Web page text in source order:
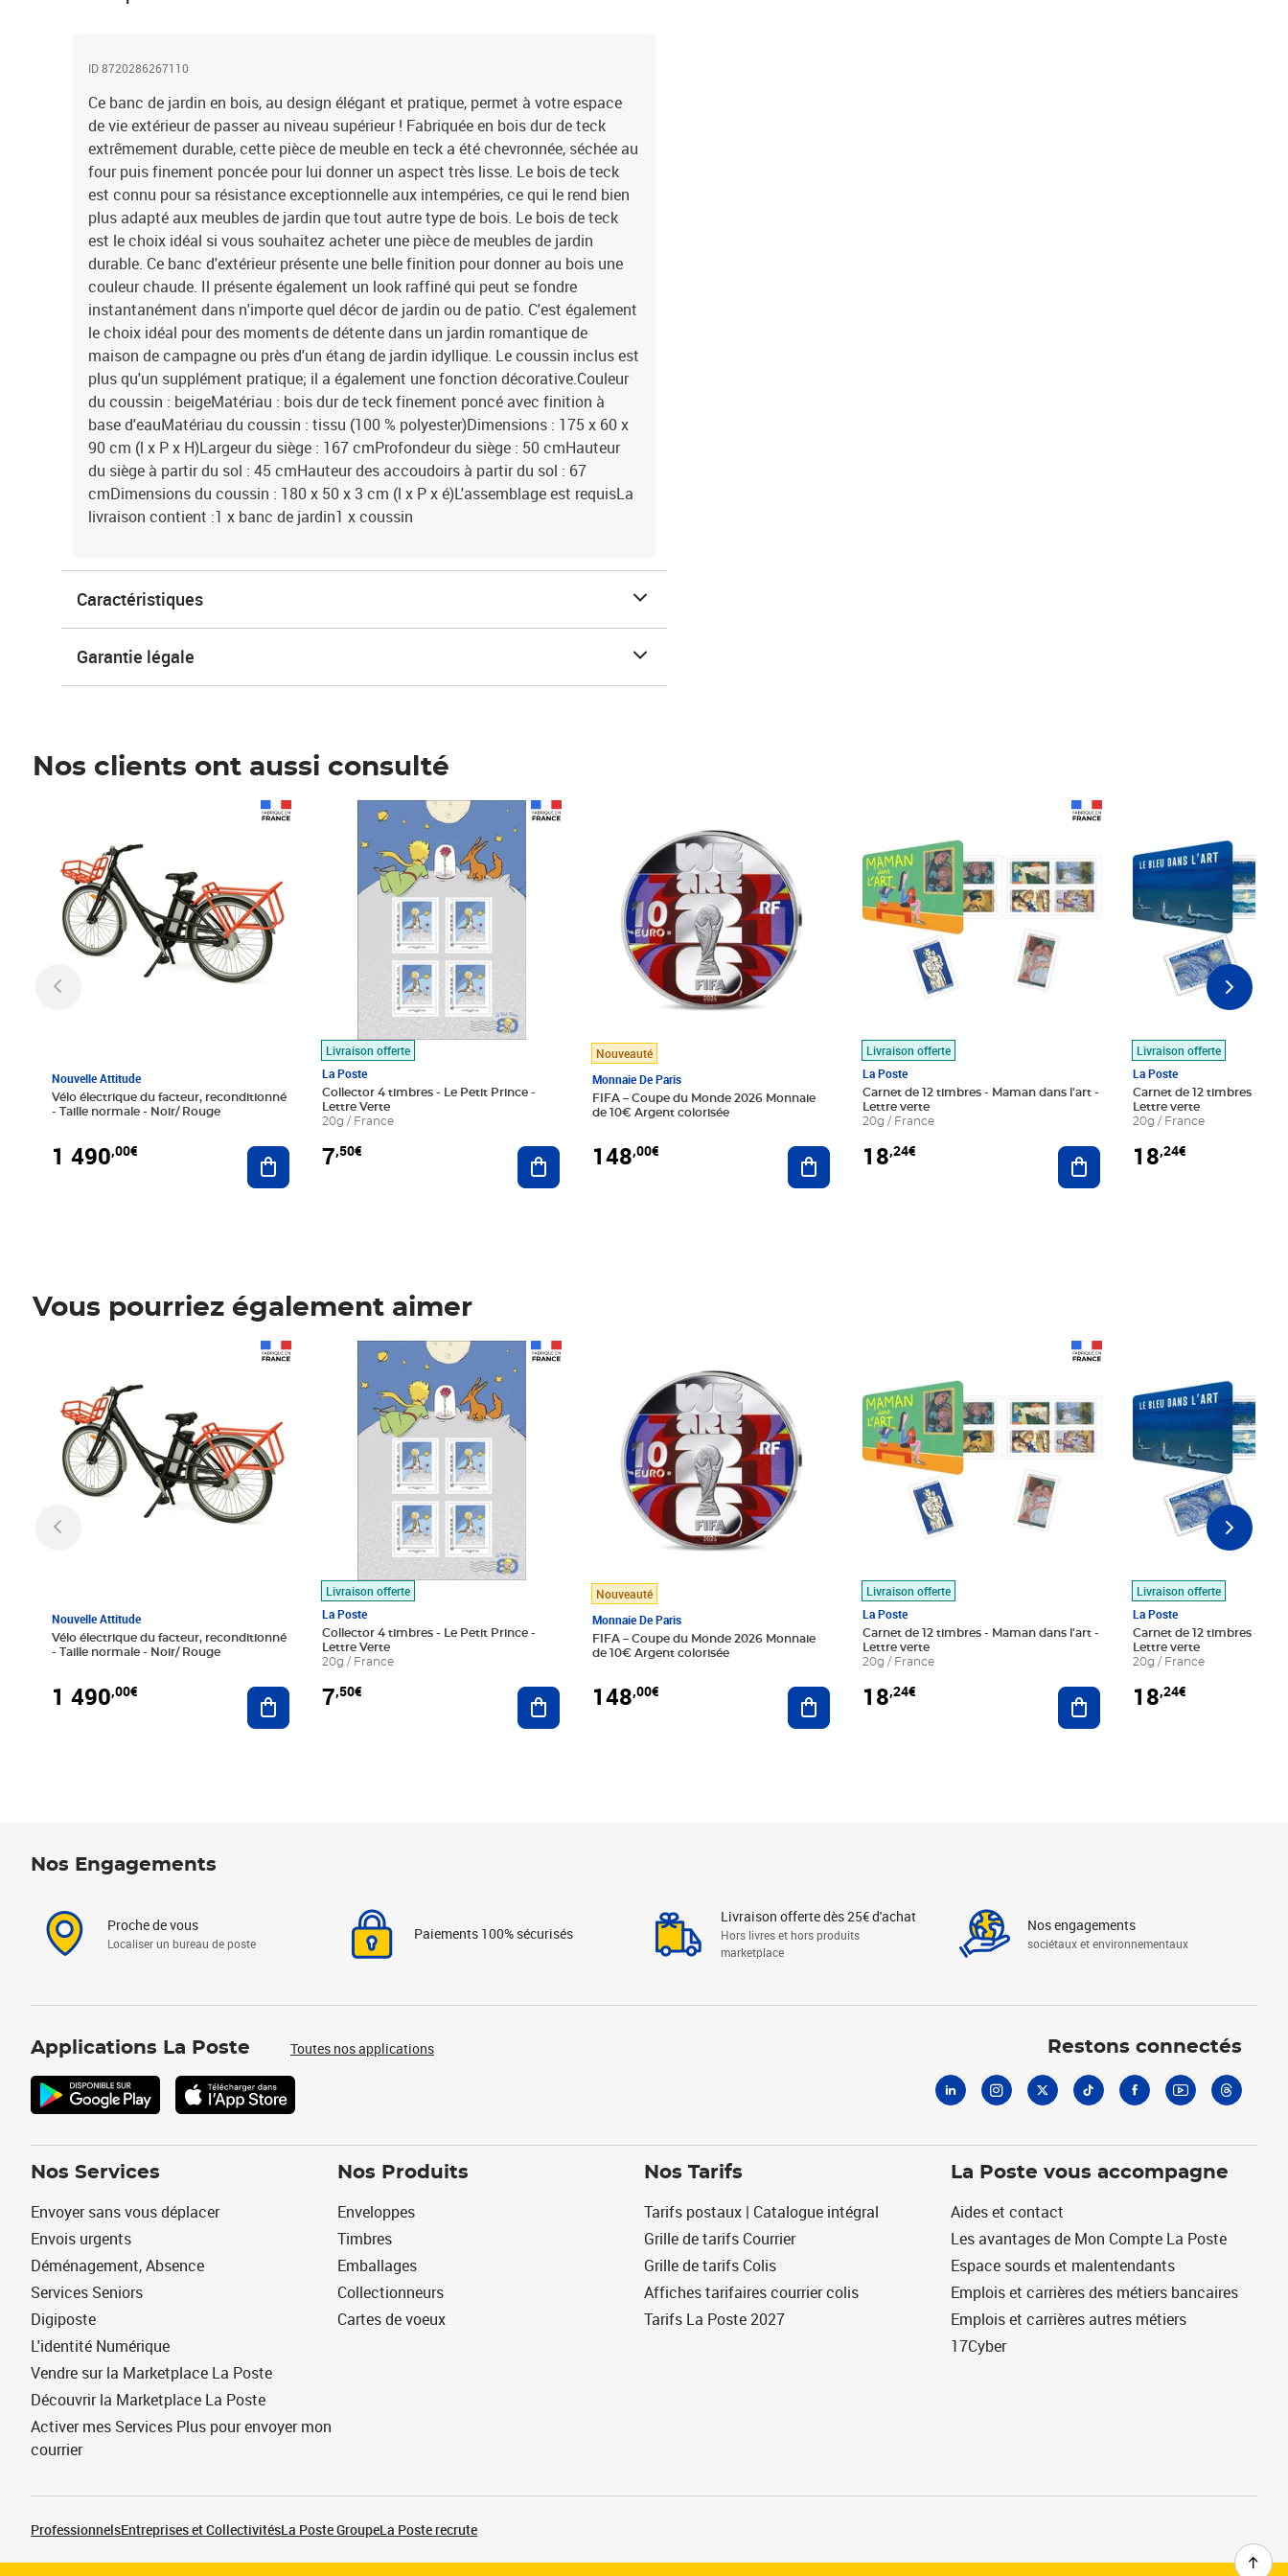
ID 8720286267110
Ce banc de jardin en bois, au design élégant et pratique, permet à votre espace
de vie extérieur de passer au niveau supérieur ! Fabriquée en bois dur de teck
extrêmement durable, cette pièce de meuble en teck a été chevronnée, séchée au
four puis finement poncée pour lui donner un aspect très lisse. Le bois de teck
est connu pour sa résistance exceptionnelle aux intempéries, ce qui le rend bien
plus adapté aux meubles de jardin que tout autre type de bois. Le bois de teck
est le choix idéal si vous souhaitez acheter une pièce de meubles de jardin
durable. Ce banc d'extérieur présente une belle finition pour donner au bois une
couleur chaude. Il présente également un look raffiné qui peut se fondre
instantanément dans n'importe quel décor de jardin ou de patio. C'est également
le choix idéal pour des moments de détente dans un jardin romantique de
maison de campagne ou près d'un étang de jardin idyllique. Le coussin inclus est
plus qu'un supplément pratique; il a également une fonction décorative.Couleur
du coussin : beigeMatériau : bois dur de teck finement poncé avec finition à
base d'eauMatériau du coussin : tissu (100 % polyester)Dimensions : 175 x 60 x
90 cm (l x P x H)Largeur du siège : 167 cmProfondeur du siège : 50 cmHauteur
du siège à partir du sol : 45 cmHauteur des accoudoirs à partir du sol : 67
cmDimensions du coussin : 180 x 50 x 3 cm (l x P x é)L'assemblage est requisLa
livraison contient :1 x banc de jardin1 x coussin
Caractéristiques
Garantie légale
Nos clients ont aussi consulté
Nouvelle Attitude
Vélo électrique du facteur, reconditionné
- Taille normale - Noir/ Rouge
1 490,00€ Ajouter au panier
Livraison offerte
La Poste
Collector 4 timbres - Le Petit Prince -
Lettre Verte
20g / France
7,50€
Prix 7,50€
Ajouter au panier
Nouveauté
Monnaie De Paris
FIFA – Coupe du Monde 2026 Monnaie
de 10€ Argent colorisée
148,00€ Ajouter au panier
Livraison offerte
La Poste
Carnet de 12 timbres - Maman dans l'art -
Lettre verte
20g / France
18,24€ Ajouter au panier
Livraison offerte
La Poste
Carnet de 12 timbres - Le
Lettre verte
20g / France
18,24€
Vous pourriez également aimer
Nouvelle Attitude
Vélo électrique du facteur, reconditionné
- Taille normale - Noir/ Rouge
1 490,00€ Ajouter au panier
Livraison offerte
La Poste
Collector 4 timbres - Le Petit Prince -
Lettre Verte
20g / France
7,50€
Prix 7,50€
Ajouter au panier
Nouveauté
Monnaie De Paris
FIFA – Coupe du Monde 2026 Monnaie
de 10€ Argent colorisée
148,00€ Ajouter au panier
Livraison offerte
La Poste
Carnet de 12 timbres - Maman dans l'art -
Lettre verte
20g / France
18,24€ Ajouter au panier
Livraison offerte
La Poste
Carnet de 12 timbres - Le
Lettre verte
20g / France
18,24€
Nos Engagements
Proche de vous
Localiser un bureau de poste
Paiements 100% sécurisés
Livraison offerte dès 25€ d'achat
Hors livres et hors produits
marketplace
Nos engagements
sociétaux et environnementaux
Applications La Poste Toutes nos applications Restons connectés
Nos Services
Envoyer sans vous déplacer
Envois urgents
Déménagement, Absence
Services Seniors
Digiposte
L'identité Numérique
Vendre sur la Marketplace La Poste
Découvrir la Marketplace La Poste
Activer mes Services Plus pour envoyer mon
courrier
Nos Produits
Enveloppes
Timbres
Emballages
Collectionneurs
Cartes de voeux
Nos Tarifs
Tarifs postaux | Catalogue intégral
Grille de tarifs Courrier
Grille de tarifs Colis
Affiches tarifaires courrier colis
Tarifs La Poste 2027
La Poste vous accompagne
Aides et contact
Les avantages de Mon Compte La Poste
Espace sourds et malentendants
Emplois et carrières des métiers bancaires
Emplois et carrières autres métiers
17Cyber
ProfessionnelsEntreprises et CollectivitésLa Poste GroupeLa Poste recrute